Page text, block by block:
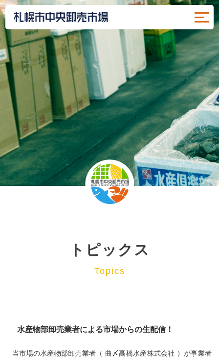
トピックス
Topics
水産物部卸売業者による市場からの生配信！
当市場の水産物部卸売業者（ 曲〆髙橋水産株式会社 ）が事業者